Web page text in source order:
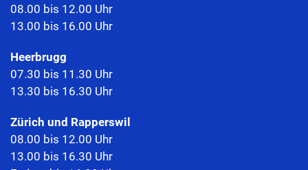
08.00 bis 12.00 Uhr
13.00 bis 16.00 Uhr
Heerbrugg
07.30 bis 11.30 Uhr
13.30 bis 16.30 Uhr
Zürich und Rapperswil
08.00 bis 12.00 Uhr
13.00 bis 16.30 Uhr